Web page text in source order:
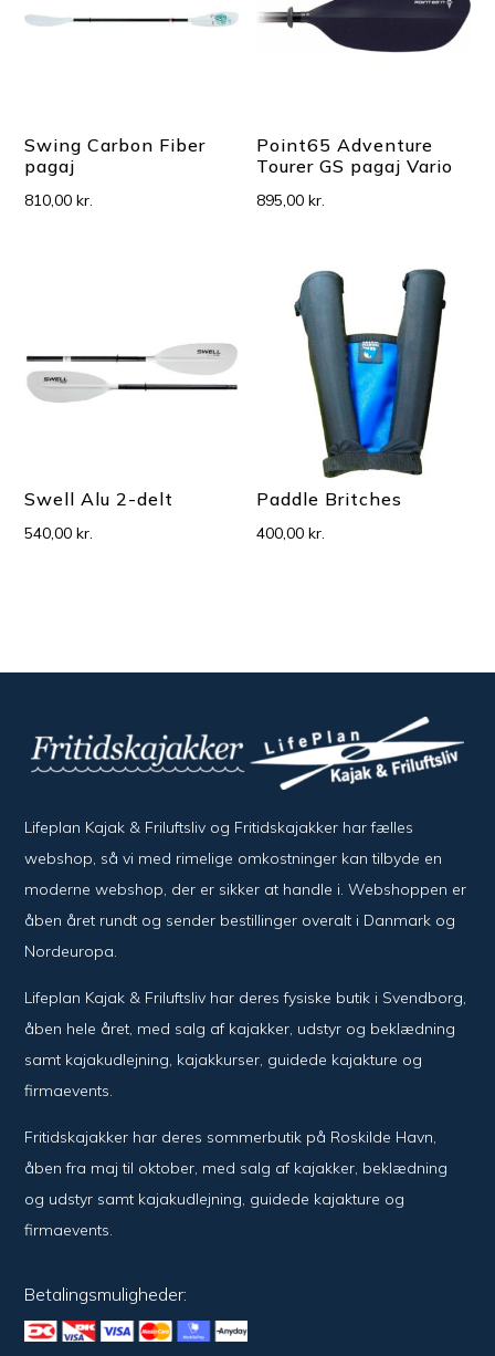
Swing Carbon Fiber
pagaj
810,00kr.
Point65 Adventure
Tourer GS pagaj Vario
895,00kr.
Swell Alu 2-delt
540,00kr.
Paddle Britches
400,00kr.
Lifeplan Kajak & Friluftsliv og Fritidskajakker har fælles
webshop, så vi med rimelige omkostninger kan tilbyde en
moderne webshop, der er sikker at handle i. Webshoppen er
åben året rundt og sender bestillinger overalt i Danmark og
Nordeuropa.
Lifeplan Kajak & Friluftsliv har deres fysiske butik i Svendborg,
åben hele året, med salg af kajakker, udstyr og beklædning
samt kajakudlejning, kajakkurser, guidede kajakture og
firmaevents.
Fritidskajakker har deres sommerbutik på Roskilde Havn,
åben fra maj til oktober, med salg af kajakker, beklædning
og udstyr samt kajakudlejning, guidede kajakture og
firmaevents.
Betalingsmuligheder: